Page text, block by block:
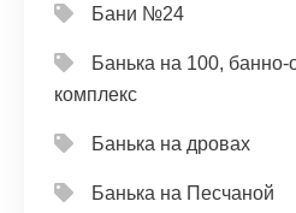
Бани №24
Банька на 100, банно-
комплекс
Банька на дровах
Банька на Песчаной